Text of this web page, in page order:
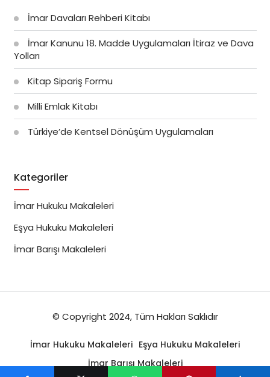
İmar Davaları Rehberi Kitabı
İmar Kanunu 18. Madde Uygulamaları İtiraz ve Dava
Yolları
Kitap Sipariş Formu
Milli Emlak Kitabı
Türkiye’de Kentsel Dönüşüm Uygulamaları
Kategoriler
İmar Hukuku Makaleleri
Eşya Hukuku Makaleleri
İmar Barışı Makaleleri
© Copyright 2024, Tüm Hakları Saklıdır
İmar Hukuku Makaleleri Eşya Hukuku Makaleleri
İmar Barışı Makaleleri